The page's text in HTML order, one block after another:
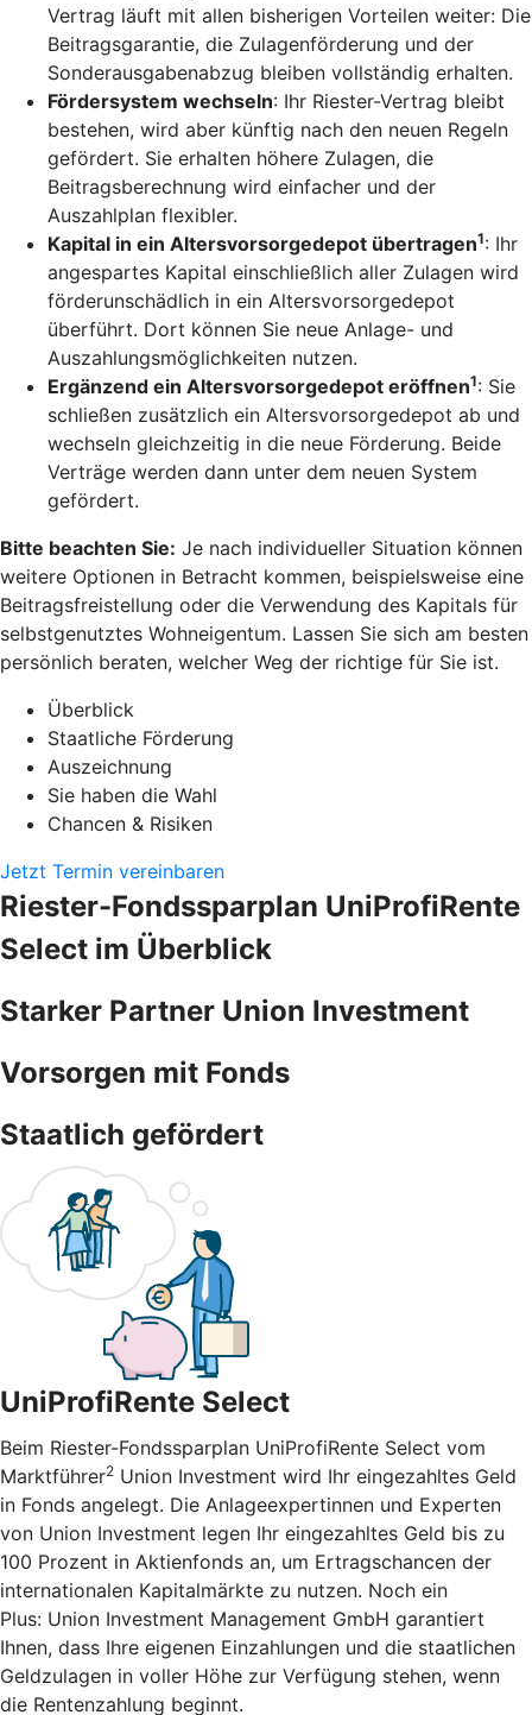
Vertrag läuft mit allen bisherigen Vorteilen weiter: Die
Beitragsgarantie, die Zulagenförderung und der
Sonderausgabenabzug bleiben vollständig erhalten.
Fördersystem wechseln: Ihr Riester-Vertrag bleibt
bestehen, wird aber künftig nach den neuen Regeln
gefördert. Sie erhalten höhere Zulagen, die
Beitragsberechnung wird einfacher und der
Auszahlplan flexibler.
Kapital in ein Altersvorsorgedepot übertragen1: Ihr
angespartes Kapital einschließlich aller Zulagen wird
förderunschädlich in ein Altersvorsorgedepot
überführt. Dort können Sie neue Anlage- und
Auszahlungsmöglichkeiten nutzen.
Ergänzend ein Altersvorsorgedepot eröffnen1: Sie
schließen zusätzlich ein Altersvorsorgedepot ab und
wechseln gleichzeitig in die neue Förderung. Beide
Verträge werden dann unter dem neuen System
gefördert.
Bitte beachten Sie: Je nach individueller Situation können
weitere Optionen in Betracht kommen, beispielsweise eine
Beitragsfreistellung oder die Verwendung des Kapitals für
selbstgenutztes Wohneigentum. Lassen Sie sich am besten
persönlich beraten, welcher Weg der richtige für Sie ist.
Überblick
Staatliche Förderung
Auszeichnung
Sie haben die Wahl
Chancen & Risiken
Jetzt Termin vereinbaren
Riester-Fondssparplan UniProfiRente
Select im Überblick
Starker Partner Union Investment
Vorsorgen mit Fonds
Staatlich gefördert
UniProfiRente Select
Beim Riester-Fondssparplan UniProfiRente Select vom
Marktführer2 Union Investment wird Ihr eingezahltes Geld
in Fonds angelegt. Die Anlageexpertinnen und Experten
von Union Investment legen Ihr eingezahltes Geld bis zu
100 Prozent in Aktienfonds an, um Ertragschancen der
internationalen Kapitalmärkte zu nutzen. Noch ein
Plus: Union Investment Management GmbH garantiert
Ihnen, dass Ihre eigenen Einzahlungen und die staatlichen
Geldzulagen in voller Höhe zur Verfügung stehen, wenn
die Rentenzahlung beginnt.